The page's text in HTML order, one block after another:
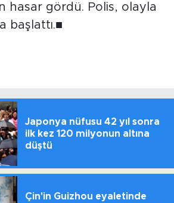
hasar gördü. Polis, olayla
başlattı.■
Japonya nüfusu 42 yıl sonra
ilk kez 120 milyonun altına
düştü
Çin'in Guizhou eyaletinde